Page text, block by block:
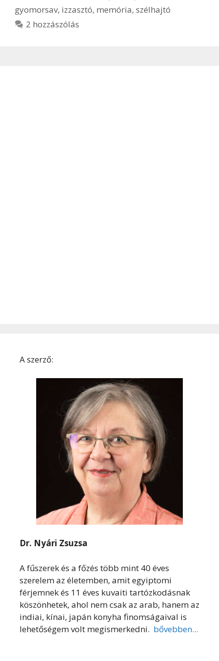
gyomorsav, izzasztó, memória, szélhajtó
2 hozzászólás
A szerző:
Dr. Nyári Zsuzsa
A fűszerek és a főzés több mint 40 éves
szerelem az életemben, amit egyiptomi
férjemnek és 11 éves kuvaiti tartózkodásnak
köszönhetek, ahol nem csak az arab, hanem az
indiai, kínai, japán konyha finomságaival is
lehetőségem volt megismerkedni. bővebben...